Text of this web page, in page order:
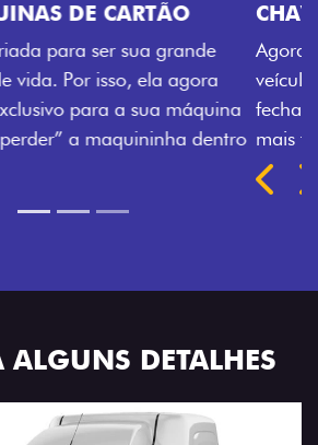
sua nova Fiorino pode abrir o
e não mais somente pela
como esse que trazem ainda
seu dia de trabalho.